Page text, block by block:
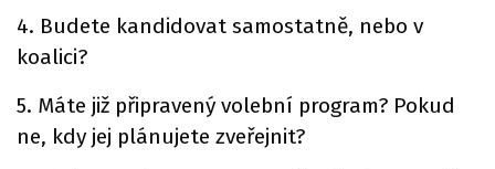
4. Budete kandidovat samostatně, nebo v
koalici?
5. Máte již připravený volební program? Pokud
ne, kdy jej plánujete zveřejnit?